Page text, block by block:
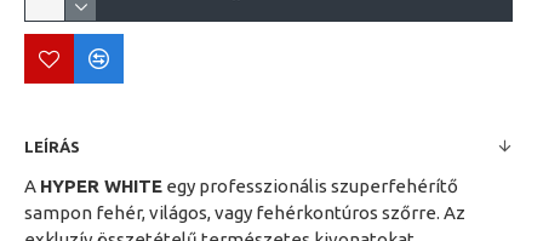
LEÍRÁS
A HYPER WHITE egy professzionális szuperfehérítő
sampon fehér, világos, vagy fehérkontúros szőrre. Az